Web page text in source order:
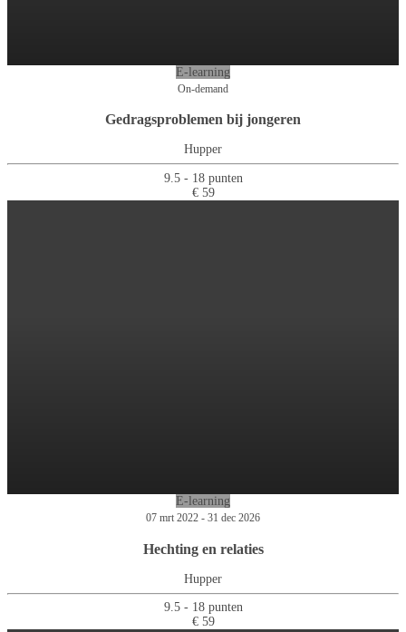
E-learning
On-demand
Gedragsproblemen bij jongeren
Hupper
9.5 - 18 punten
€ 59
E-learning
07 mrt 2022 - 31 dec 2026
Hechting en relaties
Hupper
9.5 - 18 punten
€ 59